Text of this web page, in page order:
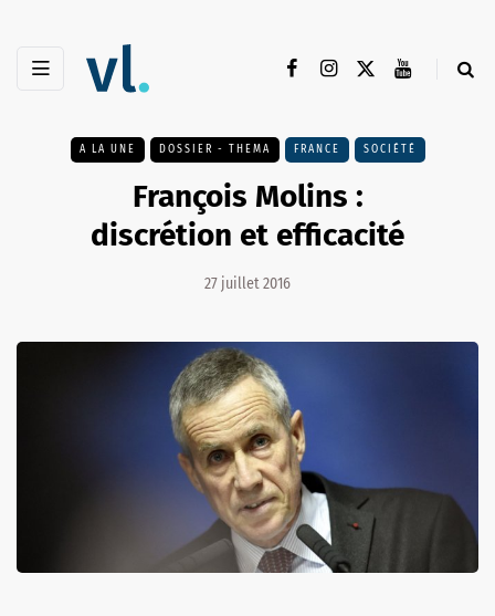
A LA UNE DOSSIER - THEMA FRANCE SOCIÉTÉ
François Molins :
discrétion et efficacité
27 juillet 2016